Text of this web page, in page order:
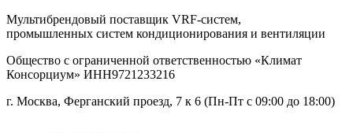
Перейти
к
Мультибрендовый поставщик VRF-cистем,
промышленных систем кондиционирования и вентиляции
Общество с ограниченной ответственностью «Климат
Консорциум» ИНН9721233216
г. Москва, Ферганский проезд, 7 к 6 (Пн-Пт с 09:00 до 18:00)